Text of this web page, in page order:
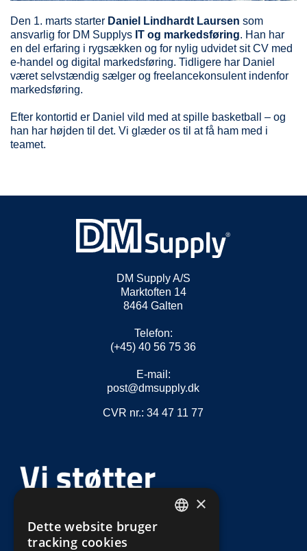
Den 1. marts starter Daniel Lindhardt Laursen som
ansvarlig for DM Supplys IT og markedsføring. Han har
en del erfaring i rygsækken og for nylig udvidet sit CV med
e-handel og digital markedsføring. Tidligere har Daniel
været selvstændig sælger og freelancekonsulent indenfor
markedsføring.
Efter kontortid er Daniel vild med at spille basketball – og
han har højden til det. Vi glæder os til at få ham med i
teamet.
DM Supply A/S
Marktoften 14
8464 Galten
Telefon:
(+45) 40 56 75 36
E-mail:
post@dmsupply.dk
CVR nr.: 34 47 11 77
DEFAULT LANGUAGE
×
Dette website bruger
tracking cookies